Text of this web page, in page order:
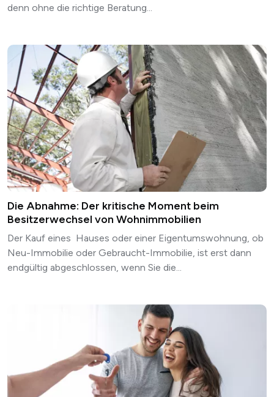
denn ohne die richtige Beratung...
Die Abnahme: Der kritische Moment beim
Besitzerwechsel von Wohnimmobilien
Der Kauf eines Hauses oder einer Eigentumswohnung, ob
Neu-Immobilie oder Gebraucht-Immobilie, ist erst dann
endgültig abgeschlossen, wenn Sie die...